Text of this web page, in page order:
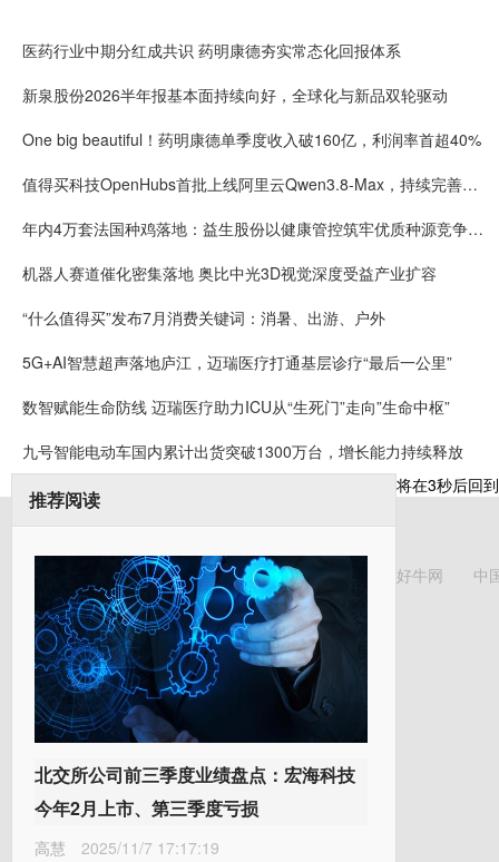
医药行业中期分红成共识 药明康德夯实常态化回报体系
新泉股份2026半年报基本面持续向好，全球化与新品双轮驱动
One big beautiful！药明康德单季度收入破160亿，利润率首超40%
值得买科技OpenHubs首批上线阿里云Qwen3.8-Max，持续完善企业多模型服务
年内4万套法国种鸡落地：益生股份以健康管控筑牢优质种源竞争壁垒
机器人赛道催化密集落地 奥比中光3D视觉深度受益产业扩容
“什么值得买”发布7月消费关键词：消暑、出游、户外
5G+AI智慧超声落地庐江，迈瑞医疗打通基层诊疗“最后一公里”
数智赋能生命防线 迈瑞医疗助力ICU从“生死门”走向”生命中枢”
九号智能电动车国内累计出货突破1300万台，增长能力持续释放
推荐阅读
北交所公司前三季度业绩盘点：宏海科技
今年2月上市、第三季度亏损
高慧 2025/11/7 17:17:19
将在3秒后回
好牛网 中